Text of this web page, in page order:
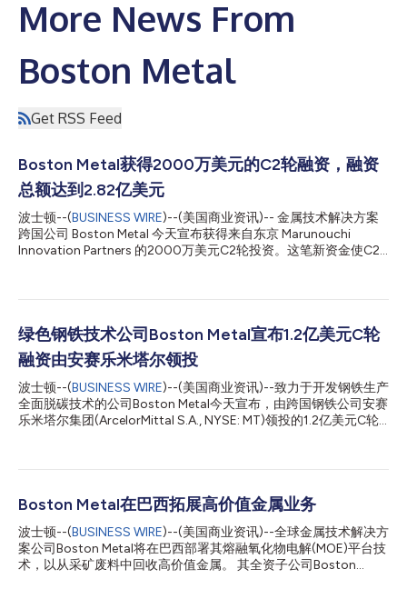
More News From
Boston Metal
Get RSS Feed
Boston Metal获得2000万美元的C2轮融资，融资
总额达到2.82亿美元
波士顿--(BUSINESS WIRE)--(美国商业资讯)-- 金属技术解决方案
跨国公司 Boston Metal 今天宣布获得来自东京 Marunouchi
Innovation Partners 的2000万美元C2轮投资。这笔新资金使C2
此外，这笔资金将加速公司的商业化进程，并通过吸引和留住顶尖
Carneiro表示：“我们对金属生产创新和可持续发展的承诺依然坚
定不移，这笔资金将有助于推进我们的长期目标。尽管市场环境充
满挑战，Boston Metal的估值仍在持续上涨，我们持续从顶级投资
者那里获得资金的能力表明投资者对我们公司愿景和能力充满信
心。” 凭借C1轮融资的势头，Boston Metal正在加速实现公司使
命，即到2026年让突破性绿色钢铁技术达到商业化的水平，从而
支持钢铁行业2050年零碳目标。该公司预计最早将于2024年开始
绿色钢铁技术公司Boston Metal宣布1.2亿美元C轮
融资由安赛乐米塔尔领投
波士顿--(BUSINESS WIRE)--(美国商业资讯)--致力于开发钢铁生产
全面脱碳技术的公司Boston Metal今天宣布，由跨国钢铁公司安赛
乐米塔尔集团(ArcelorMittal S.A., NYSE: MT)领投的1.2亿美元C轮
轮融资。 安赛乐米塔尔通过旗下XCarb®创新基金进行了领投。安
Metal的投资，是在投资一支在相对较短的时间内就取得卓越进展
力。在我们与他们的广泛讨论中，他们为钢铁业脱碳做出贡献的热
情和愿景给我们留下了深刻的印象。他们是XCarb®创新基金投资
组合中令人欣喜和振奋的新成员。” Boston Metal已获专利的熔融
Boston Metal在巴西拓展高价值金属业务
波士顿--(BUSINESS WIRE)--(美国商业资讯)--全球金属技术解决方
案公司Boston Metal将在巴西部署其熔融氧化物电解(MOE)平台技
术，以从采矿废料中回收高价值金属。 其全资子公司Boston